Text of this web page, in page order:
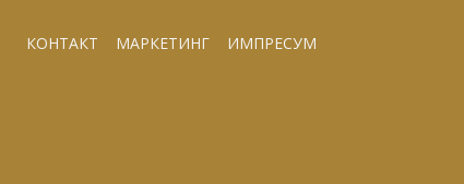
КОНТАКТ МАРКЕТИНГ ИМПРЕСУМ